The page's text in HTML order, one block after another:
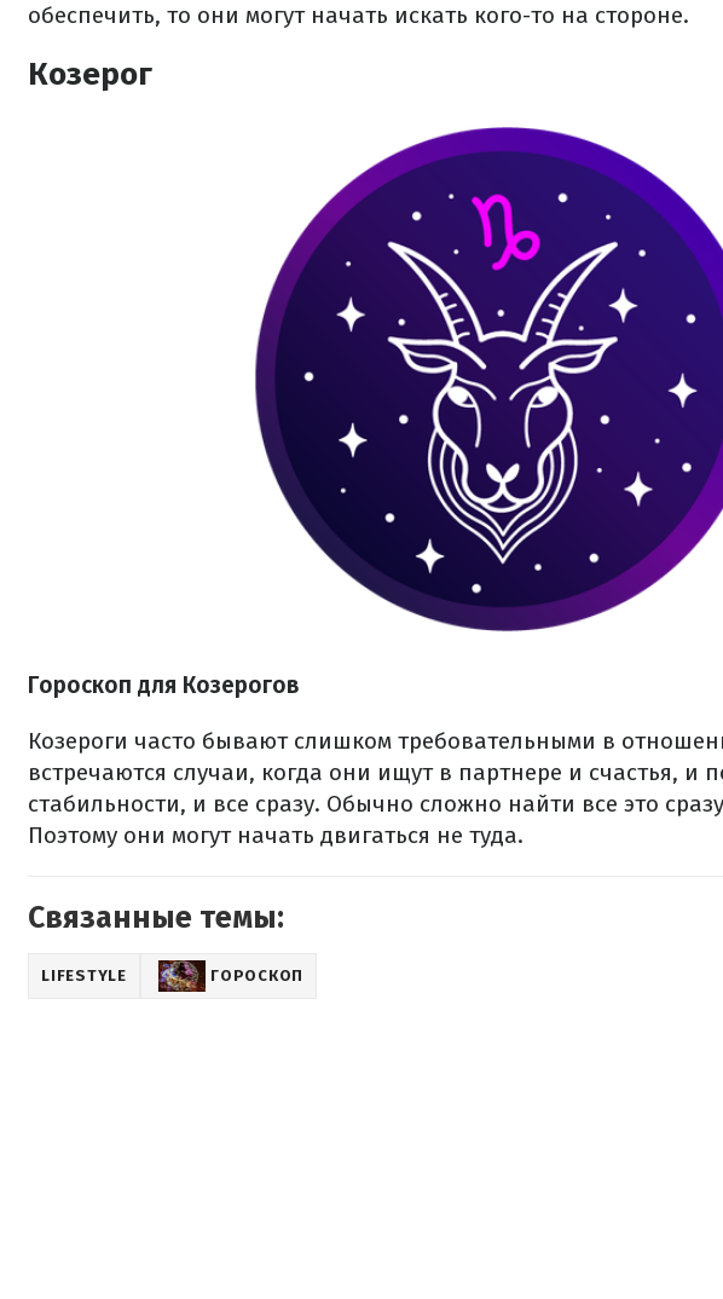
обеспечить, то они могут начать искать кого-то на стороне.
Козерог
Гороскоп для Козерогов
Козероги часто бывают слишком требовательными в
встречаются случаи, когда они ищут в партнере и счастья, и
стабильности, и все сразу. Обычно сложно найти все это
Поэтому они могут начать двигаться не туда.
Связанные темы:
LIFESTYLE ГОРОСКОП